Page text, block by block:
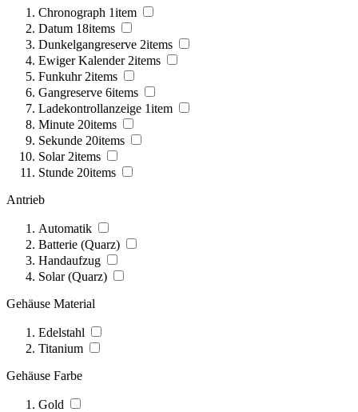
Chronograph 1item
Datum 18items
Dunkelgangreserve 2items
Ewiger Kalender 2items
Funkuhr 2items
Gangreserve 6items
Ladekontrollanzeige 1item
Minute 20items
Sekunde 20items
Solar 2items
Stunde 20items
Antrieb
Automatik
Batterie (Quarz)
Handaufzug
Solar (Quarz)
Gehäuse Material
Edelstahl
Titanium
Gehäuse Farbe
Gold